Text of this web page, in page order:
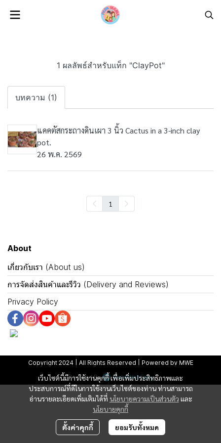
1 ผลลัพธ์สำหรับแท็ก "ClayPot"
บทความ (1)
แคคตัสกระถางดินเผา 3 นิ้ว Cactus in a 3-inch clay
pot.
26 พ.ค. 2569
1
เว็บไซต์นี้มีการใช้งานคุกกี้ เพื่อเพิ่มประสิทธิภาพและ
ประสบการณ์ที่ดีในการใช้งานเว็บไซต์ของท่าน ท่านสามารถ
อ่านรายละเอียดเพิ่มเติมได้ที่ นโยบายความเป็นส่วนตัว และ
นโยบายคุกกี้
ตั้งค่าคุกกี้ ยอมรับทั้งหมด
About
เกี่ยวกับเรา (About us)
การจัดส่งสินค้าและรีวิว (Delivery and Reviews)
Privacy Policy
Copyright 2024 | All Rights Reserved | Powered by MWE
Powered By MakeWebEasy